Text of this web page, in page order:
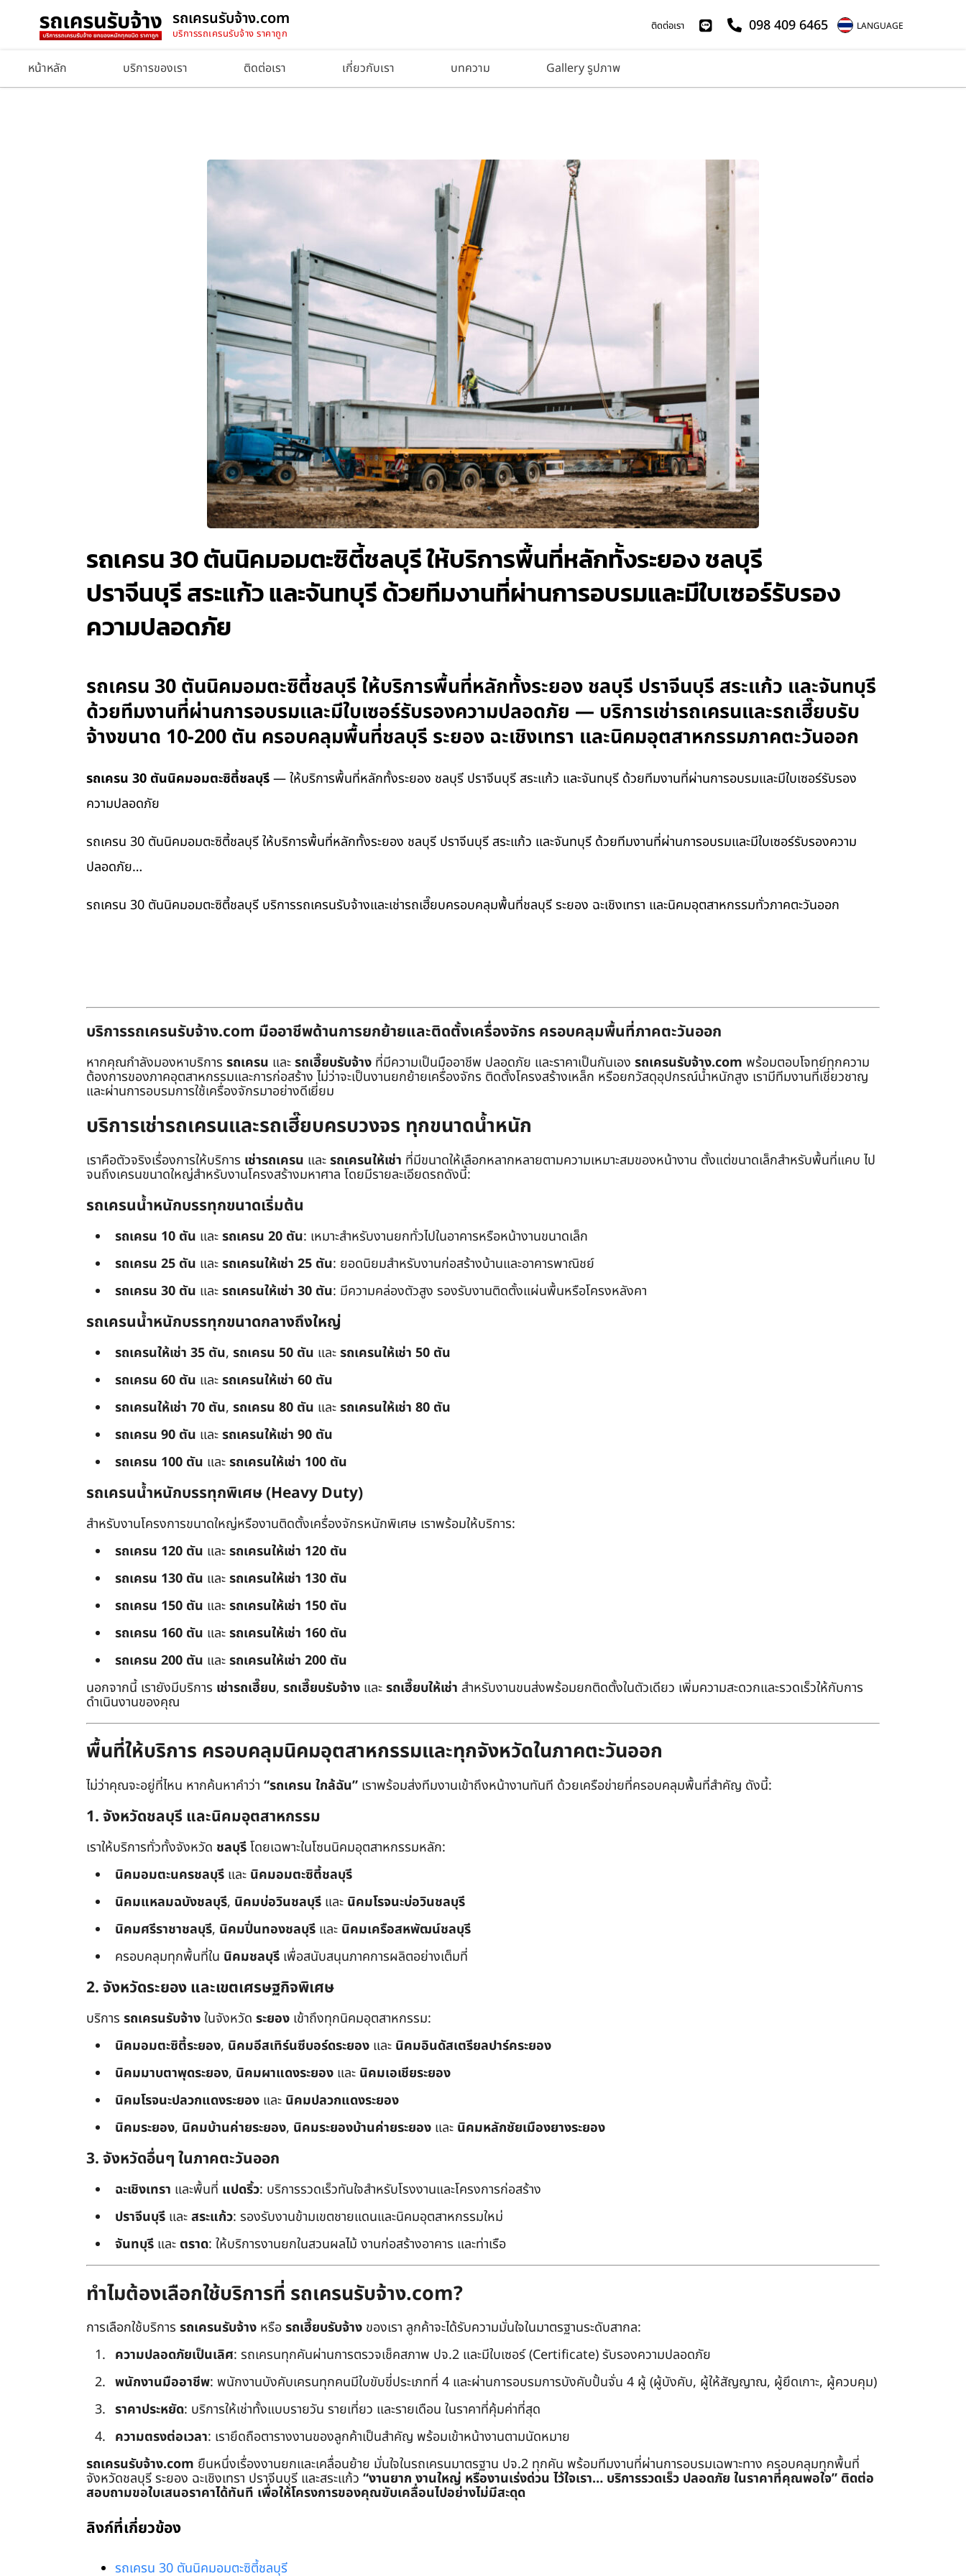
รถเครนรับจ้าง.com
บริการรถเครนรับจ้าง ราคาถูก
ติดต่อเรา 098 409 6465 LANGUAGE
หน้าหลัก บริการของเรา ติดต่อเรา เกี่ยวกับเรา บทความ Gallery รูปภาพ
รถเครน 30 ตันนิคมอมตะซิตี้ชลบุรี ให้บริการพื้นที่หลักทั้งระยอง ชลบุรี
ปราจีนบุรี สระแก้ว และจันทบุรี ด้วยทีมงานที่ผ่านการอบรมและมีใบเซอร์รับรอง
ความปลอดภัย
รถเครน 30 ตันนิคมอมตะซิตี้ชลบุรี ให้บริการพื้นที่หลักทั้งระยอง ชลบุรี ปราจีนบุรี สระแก้ว และจันทบุรี
ด้วยทีมงานที่ผ่านการอบรมและมีใบเซอร์รับรองความปลอดภัย — บริการเช่ารถเครนและรถเฮี๊ยบรับ
จ้างขนาด 10-200 ตัน ครอบคลุมพื้นที่ชลบุรี ระยอง ฉะเชิงเทรา และนิคมอุตสาหกรรมภาคตะวันออก
รถเครน 30 ตันนิคมอมตะซิตี้ชลบุรี— ให้บริการพื้นที่หลักทั้งระยอง ชลบุรี ปราจีนบุรี สระแก้ว และจันทบุรี ด้วยทีมงานที่ผ่านการอบรมและมีใบเซอร์รับรอง
ความปลอดภัย
รถเครน 30 ตันนิคมอมตะซิตี้ชลบุรี ให้บริการพื้นที่หลักทั้งระยอง ชลบุรี ปราจีนบุรี สระแก้ว และจันทบุรี ด้วยทีมงานที่ผ่านการอบรมและมีใบเซอร์รับรองความ
ปลอดภัย…
รถเครน 30 ตันนิคมอมตะซิตี้ชลบุรี บริการรถเครนรับจ้างและเช่ารถเฮี๊ยบครอบคลุมพื้นที่ชลบุรี ระยอง ฉะเชิงเทรา และนิคมอุตสาหกรรมทั่วภาคตะวันออก
บริการรถเครนรับจ้าง.com มืออาชีพด้านการยกย้ายและติดตั้งเครื่องจักร ครอบคลุมพื้นที่ภาคตะวันออก
หากคุณกำลังมองหาบริการ รถเครน และรถเฮี๊ยบรับจ้าง ที่มีความเป็นมืออาชีพ ปลอดภัย และราคาเป็นกันเอง รถเครนรับจ้าง.com พร้อมตอบโจทย์ทุกความ
ต้องการของภาคอุตสาหกรรมและการก่อสร้าง ไม่ว่าจะเป็นงานยกย้ายเครื่องจักร ติดตั้งโครงสร้างเหล็ก หรือยกวัสดุอุปกรณ์น้ำหนักสูง เรามีทีมงานที่เชี่ยวชาญ
และผ่านการอบรมการใช้เครื่องจักรมาอย่างดีเยี่ยม
บริการเช่ารถเครนและรถเฮี๊ยบครบวงจร ทุกขนาดน้ำหนัก
เราคือตัวจริงเรื่องการให้บริการ เช่ารถเครน และรถเครนให้เช่า ที่มีขนาดให้เลือกหลากหลายตามความเหมาะสมของหน้างาน ตั้งแต่ขนาดเล็กสำหรับพื้นที่แคบ ไป
จนถึงเครนขนาดใหญ่สำหรับงานโครงสร้างมหาศาล โดยมีรายละเอียดรถดังนี้:
รถเครนน้ำหนักบรรทุกขนาดเริ่มต้น
รถเครน 10 ตัน และรถเครน 20 ตัน: เหมาะสำหรับงานยกทั่วไปในอาคารหรือหน้างานขนาดเล็ก
รถเครน 25 ตัน และรถเครนให้เช่า 25 ตัน: ยอดนิยมสำหรับงานก่อสร้างบ้านและอาคารพาณิชย์
รถเครน 30 ตัน และรถเครนให้เช่า 30 ตัน: มีความคล่องตัวสูง รองรับงานติดตั้งแผ่นพื้นหรือโครงหลังคา
รถเครนน้ำหนักบรรทุกขนาดกลางถึงใหญ่
รถเครนให้เช่า 35 ตัน, รถเครน 50 ตัน และรถเครนให้เช่า 50 ตัน
รถเครน 60 ตัน และรถเครนให้เช่า 60 ตัน
รถเครนให้เช่า 70 ตัน, รถเครน 80 ตัน และรถเครนให้เช่า 80 ตัน
รถเครน 90 ตัน และรถเครนให้เช่า 90 ตัน
รถเครน 100 ตัน และรถเครนให้เช่า 100 ตัน
รถเครนน้ำหนักบรรทุกพิเศษ (Heavy Duty)
สำหรับงานโครงการขนาดใหญ่หรืองานติดตั้งเครื่องจักรหนักพิเศษ เราพร้อมให้บริการ:
รถเครน 120 ตัน และรถเครนให้เช่า 120 ตัน
รถเครน 130 ตัน และรถเครนให้เช่า 130 ตัน
รถเครน 150 ตัน และรถเครนให้เช่า 150 ตัน
รถเครน 160 ตัน และรถเครนให้เช่า 160 ตัน
รถเครน 200 ตัน และรถเครนให้เช่า 200 ตัน
นอกจากนี้ เรายังมีบริการ เช่ารถเฮี๊ยบ, รถเฮี๊ยบรับจ้าง และรถเฮี๊ยบให้เช่า สำหรับงานขนส่งพร้อมยกติดตั้งในตัวเดียว เพิ่มความสะดวกและรวดเร็วให้กับการ
ดำเนินงานของคุณ
พื้นที่ให้บริการ ครอบคลุมนิคมอุตสาหกรรมและทุกจังหวัดในภาคตะวันออก
ไม่ว่าคุณจะอยู่ที่ไหน หากค้นหาคำว่า “รถเครน ใกล้ฉัน” เราพร้อมส่งทีมงานเข้าถึงหน้างานทันที ด้วยเครือข่ายที่ครอบคลุมพื้นที่สำคัญ ดังนี้:
1. จังหวัดชลบุรี และนิคมอุตสาหกรรม
เราให้บริการทั่วทั้งจังหวัด ชลบุรีโดยเฉพาะในโซนนิคมอุตสาหกรรมหลัก:
นิคมอมตะนครชลบุรี และ นิคมอมตะซิตี้ชลบุรี
นิคมแหลมฉบังชลบุรี, นิคมบ่อวินชลบุรี และ นิคมโรจนะบ่อวินชลบุรี
นิคมศรีราชาชลบุรี, นิคมปิ่นทองชลบุรี และ นิคมเครือสหพัฒน์ชลบุรี
ครอบคลุมทุกพื้นที่ใน นิคมชลบุรี เพื่อสนับสนุนภาคการผลิตอย่างเต็มที่
2. จังหวัดระยอง และเขตเศรษฐกิจพิเศษ
บริการ รถเครนรับจ้างในจังหวัด ระยอง เข้าถึงทุกนิคมอุตสาหกรรม:
นิคมอมตะซิตี้ระยอง, นิคมอีสเทิร์นซีบอร์ดระยอง และ นิคมอินดัสเตรียลปาร์คระยอง
นิคมมาบตาพุดระยอง, นิคมผาแดงระยอง และ นิคมเอเชียระยอง
นิคมโรจนะปลวกแดงระยอง และ นิคมปลวกแดงระยอง
นิคมระยอง, นิคมบ้านค่ายระยอง, นิคมระยองบ้านค่ายระยอง และ นิคมหลักชัยเมืองยางระยอง
3. จังหวัดอื่นๆ ในภาคตะวันออก
ฉะเชิงเทรา และพื้นที่ แปดริ้ว: บริการรวดเร็วทันใจสำหรับโรงงานและโครงการก่อสร้าง
ปราจีนบุรี และสระแก้ว: รองรับงานข้ามเขตชายแดนและนิคมอุตสาหกรรมใหม่
จันทบุรี และ ตราด: ให้บริการงานยกในสวนผลไม้ งานก่อสร้างอาคาร และท่าเรือ
ทำไมต้องเลือกใช้บริการที่ รถเครนรับจ้าง.com?
การเลือกใช้บริการ รถเครนรับจ้าง หรือรถเฮี๊ยบรับจ้าง ของเรา ลูกค้าจะได้รับความมั่นใจในมาตรฐานระดับสากล:
ความปลอดภัยเป็นเลิศ: รถเครนทุกคันผ่านการตรวจเช็คสภาพ ปจ.2 และมีใบเซอร์ (Certificate) รับรองความปลอดภัย
พนักงานมืออาชีพ: พนักงานบังคับเครนทุกคนมีใบขับขี่ประเภทที่ 4 และผ่านการอบรมการบังคับปั้นจั่น 4 ผู้ (ผู้บังคับ, ผู้ให้สัญญาณ, ผู้ยึดเกาะ, ผู้ควบคุม)
ราคาประหยัด: บริการให้เช่าทั้งแบบรายวัน รายเที่ยว และรายเดือน ในราคาที่คุ้มค่าที่สุด
ความตรงต่อเวลา: เรายึดถือตารางงานของลูกค้าเป็นสำคัญ พร้อมเข้าหน้างานตามนัดหมาย
รถเครนรับจ้าง.com ยืนหนึ่งเรื่องงานยกและเคลื่อนย้าย มั่นใจในรถเครนมาตรฐาน ปจ.2 ทุกคัน พร้อมทีมงานที่ผ่านการอบรมเฉพาะทาง ครอบคลุมทุกพื้นที่
จังหวัดชลบุรี ระยอง ฉะเชิงเทรา ปราจีนบุรี และสระแก้ว “งานยาก งานใหญ่ หรืองานเร่งด่วน ไว้ใจเรา… บริการรวดเร็ว ปลอดภัย ในราคาที่คุณพอใจ” ติดต่อ
สอบถามขอใบเสนอราคาได้ทันที เพื่อให้โครงการของคุณขับเคลื่อนไปอย่างไม่มีสะดุด
ลิงก์ที่เกี่ยวข้อง
รถเครน 30 ตันนิคมอมตะซิตี้ชลบุรี